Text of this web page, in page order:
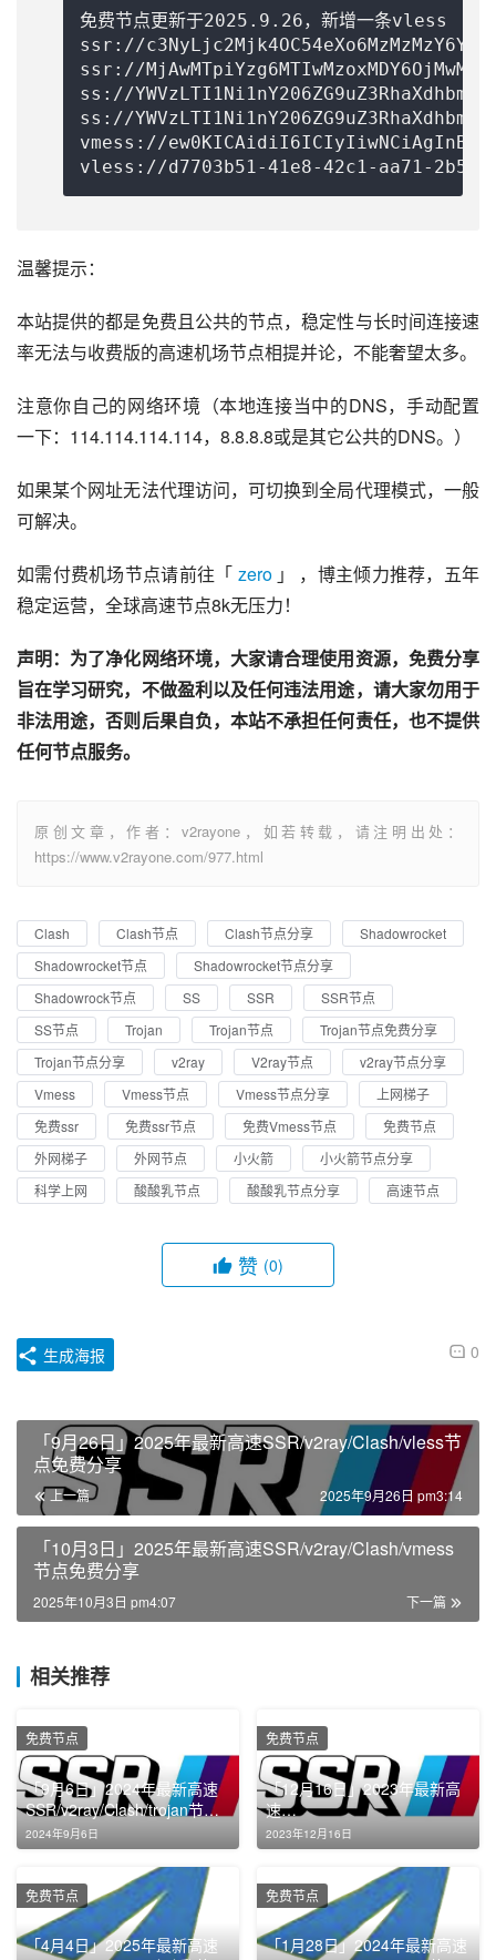
免费节点更新于2025.9.26，新增一条vless
ssr://
ssr://
ss://
ss://
vmess://
vless://d7703b51-41e8-42c1-aa71-
温馨提示：
本站提供的都是免费且公共的节点，稳定性与长时间连接速
率无法与收费版的高速机场节点相提并论，不能奢望太多。
注意你自己的网络环境（本地连接当中的DNS，手动配置
一下：114.114.114.114，8.8.8.8或是其它公共的DNS。）
如果某个网址无法代理访问，可切换到全局代理模式，一般
可解决。
如需付费机场节点请前往「 zero 」 ，博主倾力推荐，五年
稳定运营，全球高速节点8k无压力！
声明：为了净化网络环境，大家请合理使用资源，免费分享
旨在学习研究，不做盈利以及任何违法用途，请大家勿用于
非法用途，否则后果自负，本站不承担任何责任，也不提供
任何节点服务。
原创文章，作者：v2rayone，如若转载，请注明出处：
https://www.v2rayone.com/977.html
Clash Clash节点 Clash节点分享
Shadowrocket
Shadowrocket节点
Shadowrocket节点分享
Shadowrock节点
SS SSR
SSR节点
SS节点
Trojan Trojan节点
Trojan节点免费分享
Trojan节点分享
v2ray V2ray节点
v2ray节点分享
Vmess
Vmess节点 Vmess节点分享
上网梯子
免费ssr
免费ssr节点 免费Vmess节点
免费节点
外网梯子
外网节点 小火箭
小火箭节点分享
科学上网
酸酸乳节点 酸酸乳节点分享 高速节点
赞 (0)
0
生成海报
「9月26日」2025年最新高速SSR/v2ray/Clash/vless节
点免费分享
上一篇 2025年9月26日 pm3:14
「10月3日」2025年最新高速SSR/v2ray/Clash/vmess
节点免费分享
下一篇
2025年10月3日 pm4:07
相关推荐
「9月6日」2024年最新高速
SSR/v2ray/Clash/trojan节点
免费分享
2024年9月6日
免费节点
「12月16日」2023年最新高
速
SSR/v2ray/Clash/Shadowroc
ket节点免费分享
2023年12月16日
免费节点
「4月4日」2025年最新高速
免费节点
「1月28日」2024年最新高速
免费节点